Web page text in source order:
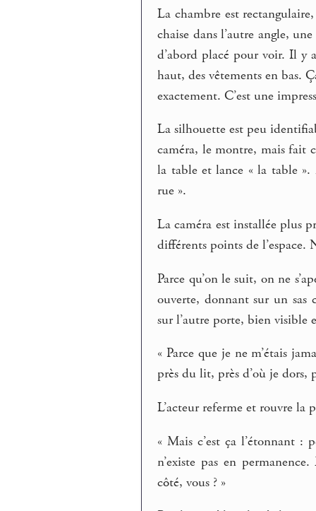
La chambre est
chaise dans l’autre angle,
d’abord placé pour voir. Il y
haut, des vêtements en bas.
exactement. C’est une
La silhouette est peu
caméra, le montre, mais fait
la table et lance « la table
rue ».
La caméra est installée plus
différents points de l’espace.
Parce qu’on le suit, on ne
ouverte, donnant sur un sas
sur l’autre porte, bien visible
« Parce que je ne m’étais
près du lit, près d’où je dors,
L’acteur referme et rouvre la
« Mais c’est ça l’étonnant :
n’existe pas en
côté, vous ? »